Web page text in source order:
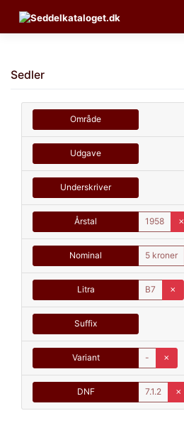
content
Sedler
Område
Udgave
Underskriver
Årstal 1958 ✗
Nominal 5 kroner
Litra B7 ✗
Suffix
Variant - ✗
DNF 7.1.2 ✗